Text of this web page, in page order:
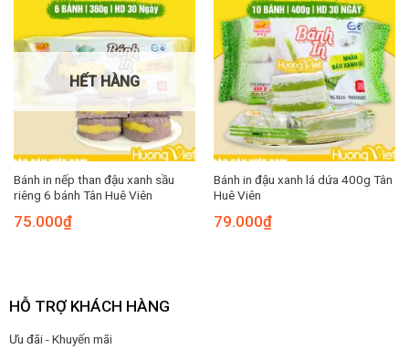
HẾT HÀNG
Bánh in nếp than đậu xanh sầu
riêng 6 bánh Tân Huê Viên
75.000₫
Bánh in đậu xanh lá dứa 400g Tân
Huê Viên
79.000₫
HỖ TRỢ KHÁCH HÀNG
Ưu đãi - Khuyến mãi